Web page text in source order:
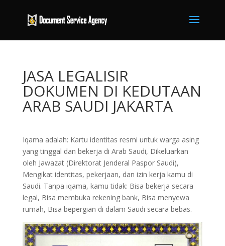
JASA LEGALISIR
DOKUMEN DI KEDUTAAN
ARAB SAUDI JAKARTA
Iqama adalah: Kartu identitas resmi untuk warga asing
yang tinggal dan bekerja di Arab Saudi, Dikeluarkan
oleh Jawazat (Direktorat Jenderal Paspor Saudi),
Mengikat identitas, pekerjaan, dan izin kerja kamu di
Saudi. Tanpa iqama, kamu tidak: Bisa bekerja secara
legal, Bisa membuka rekening bank, Bisa menyewa
rumah, Bisa bepergian di dalam Saudi secara bebas.